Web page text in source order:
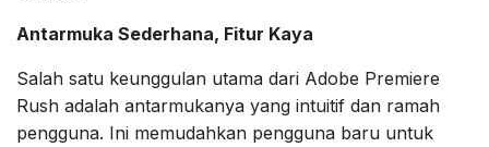
Antarmuka Sederhana, Fitur Kaya
Salah satu keunggulan utama dari Adobe Premiere
Rush adalah antarmukanya yang intuitif dan ramah
pengguna. Ini memudahkan pengguna baru untuk